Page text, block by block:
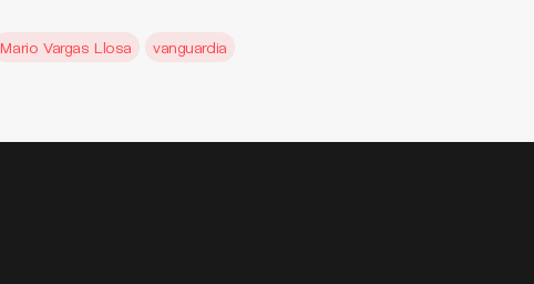
Mario Vargas Llosa
vanguardia